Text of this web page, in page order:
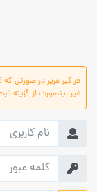
فراگیر عزیز در صورتی که
غیر اینصورت از گزینه